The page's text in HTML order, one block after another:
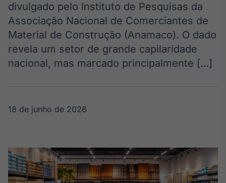
Broadcast
Político
Os bastidores da
política em
tempo real
Broadcast
White Label
divulgado pelo Instituto de Pesquisas da
Associação Nacional de Comerciantes de
Material de Construção (Anamaco). O dado
revela um setor de grande capilaridade
nacional, mas marcado principalmente […]
18 de junho de 2026